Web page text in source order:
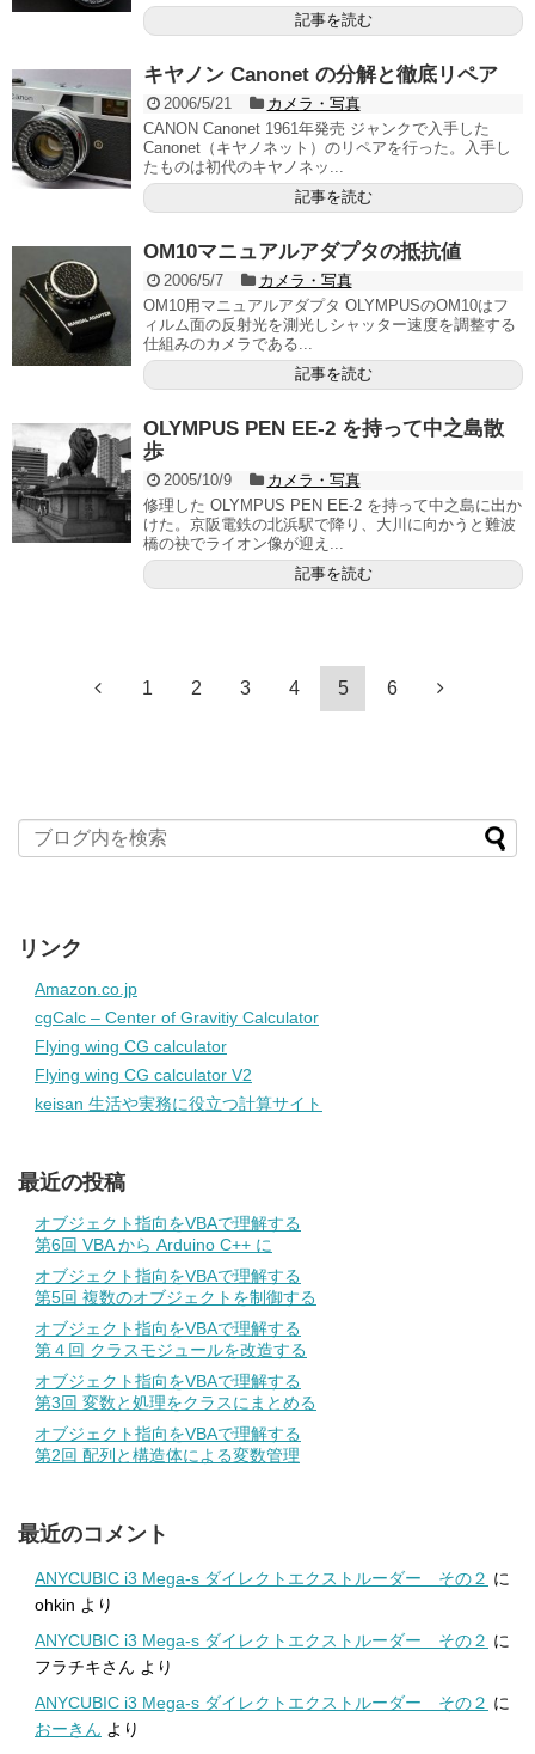
記事を読む
キヤノン Canonet の分解と徹底リペア
2006/5/21
カメラ・写真
CANON Canonet 1961年発売 ジャンクで入手した
Canonet（キヤノネット）のリペアを行った。入手し
たものは初代のキヤノネッ...
記事を読む
OM10マニュアルアダプタの抵抗値
2006/5/7
カメラ・写真
OM10用マニュアルアダプタ OLYMPUSのOM10はフ
ィルム面の反射光を測光しシャッター速度を調整する
仕組みのカメラである...
記事を読む
OLYMPUS PEN EE-2 を持って中之島散
歩
2005/10/9
カメラ・写真
修理した OLYMPUS PEN EE-2 を持って中之島に出か
けた。京阪電鉄の北浜駅で降り、大川に向かうと難波
橋の袂でライオン像が迎え...
記事を読む
1 2 3 4 5 6
リンク
Amazon.co.jp
cgCalc – Center of Gravitiy Calculator
Flying wing CG calculator
Flying wing CG calculator V2
keisan 生活や実務に役立つ計算サイト
最近の投稿
オブジェクト指向をVBAで理解する
第6回 VBA から Arduino C++ に
オブジェクト指向をVBAで理解する
第5回 複数のオブジェクトを制御する
オブジェクト指向をVBAで理解する
第４回 クラスモジュールを改造する
オブジェクト指向をVBAで理解する
第3回 変数と処理をクラスにまとめる
オブジェクト指向をVBAで理解する
第2回 配列と構造体による変数管理
最近のコメント
ANYCUBIC i3 Mega-s ダイレクトエクストルーダー その２ に
ohkin より
ANYCUBIC i3 Mega-s ダイレクトエクストルーダー その２ に
フラチキさん より
ANYCUBIC i3 Mega-s ダイレクトエクストルーダー その２ に
おーきん より